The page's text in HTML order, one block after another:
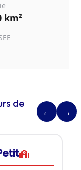
km²
de
← →